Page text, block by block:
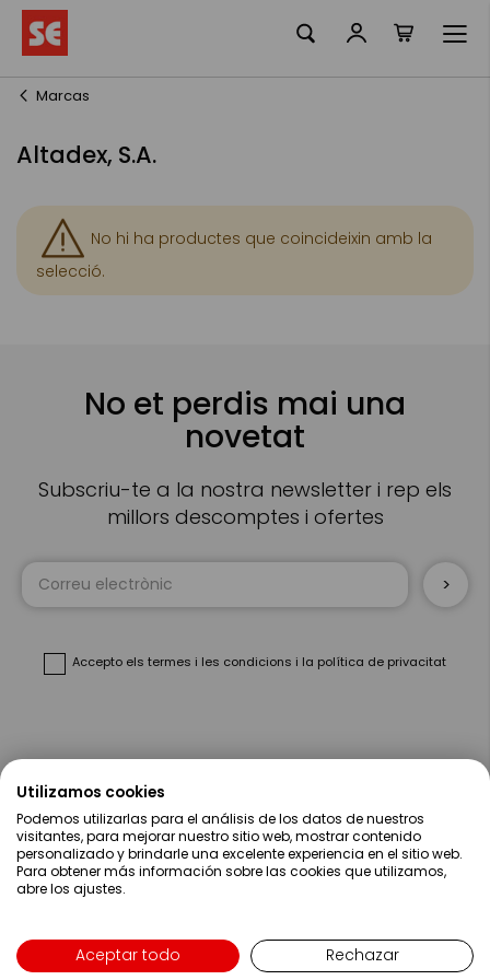
Content
Marcas
Altadex, S.A.
No hi ha productes que coincideixin amb la
selecció.
No et perdis mai una
novetat
Subscriu-te a la nostra newsletter i rep els
millors descomptes i ofertes
Accepto els termes i les condicions i la política de privacitat
Sobre Nosaltres
Ajuda
Compres
Contacte
Utilizamos cookies
Podemos utilizarlas para el análisis de los datos de nuestros
visitantes, para mejorar nuestro sitio web, mostrar contenido
personalizado y brindarle una excelente experiencia en el sitio web.
Para obtener más información sobre las cookies que utilizamos,
abre los ajustes.
Aceptar todo Rechazar